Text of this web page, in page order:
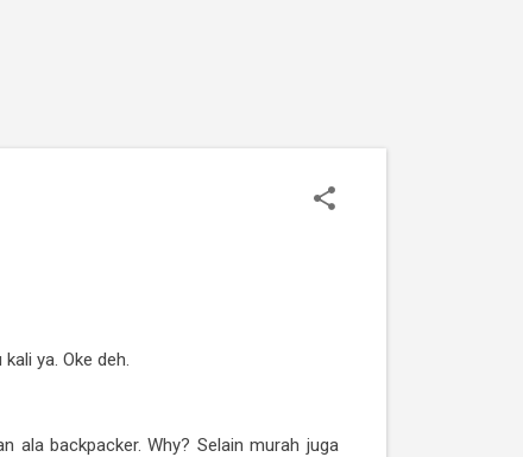
ya. Oke deh.
ala backpacker. Why? Selain murah juga